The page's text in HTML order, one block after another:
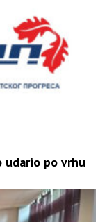
udario po vrhu